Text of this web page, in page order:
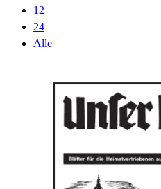
12
24
Alle